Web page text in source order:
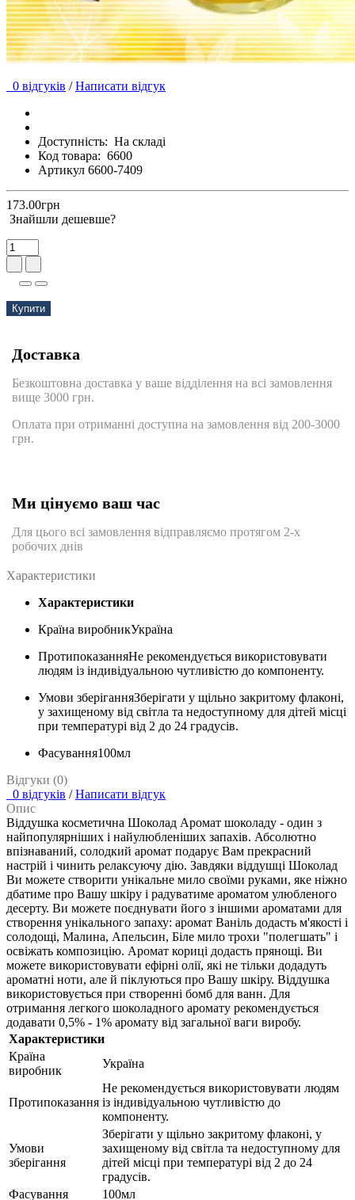
0 відгуків / Написати відгук
Доступність: На складі
Код товара: 6600
Артикул 6600-7409
173.00грн
Знайшли дешевше?
Купити
Доставка
Безкоштовна доставка у ваше відділення на всі замовлення
вище 3000 грн.
Оплата при отриманні доступна на замовлення від 200-3000
грн.
Ми цінуємо ваш час
Для цього всі замовлення відправляємо протягом 2-х
робочих днів
Характеристики
Характеристики
Країна виробникУкраїна
ПротипоказанняНе рекомендується використовувати
людям із індивідуальною чутливістю до компоненту.
Умови зберіганняЗберігати у щільно закритому флаконі,
у захищеному від світла та недоступному для дітей місці
при температурі від 2 до 24 градусів.
Фасування100мл
Відгуки (0)
0 відгуків / Написати відгук
Опис
Віддушка косметична Шоколад Аромат шоколаду - один з
найпопулярніших і найулюбленіших запахів. Абсолютно
впізнаваний, солодкий аромат подарує Вам прекрасний
настрій і чинить релаксуючу дію. Завдяки віддушці Шоколад
Ви можете створити унікальне мило своїми руками, яке ніжно
дбатиме про Вашу шкіру і радуватиме ароматом улюбленого
десерту. Ви можете поєднувати його з іншими ароматами для
створення унікального запаху: аромат Ваніль додасть м'якості і
солодощі, Малина, Апельсин, Біле мило трохи "полегшать" і
освіжать композицію. Аромат кориці додасть прянощі. Ви
можете використовувати ефірні олії, які не тільки додадуть
ароматні ноти, але й піклуються про Вашу шкіру. Віддушка
використовується при створенні бомб для ванн. Для
отримання легкого шоколадного аромату рекомендується
додавати 0,5% - 1% аромату від загальної ваги виробу.
Характеристики
Країна
виробник
Україна
Протипоказання
Не рекомендується використовувати людям
із індивідуальною чутливістю до
компоненту.
Умови
зберігання
Зберігати у щільно закритому флаконі, у
захищеному від світла та недоступному для
дітей місці при температурі від 2 до 24
градусів.
Фасування
100мл